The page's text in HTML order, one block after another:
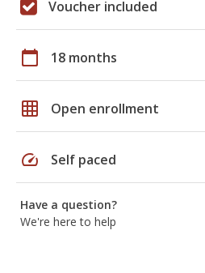
Voucher included
calendar_today 18 months
grid_on Open enrollment
speed Self paced
Have a question?
We're here to help